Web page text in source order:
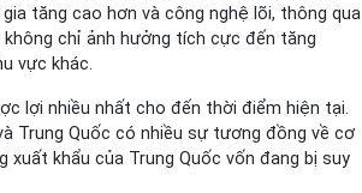
tăng cao hơn và công nghệ lõi, thông qua
chỉ ảnh hưởng tích cực đến tăng
vực khác.
lợi nhiều nhất cho đến thời điểm hiện tại.
Trung Quốc có nhiều sự tương đồng về cơ
khẩu của Trung Quốc vốn đang bị suy